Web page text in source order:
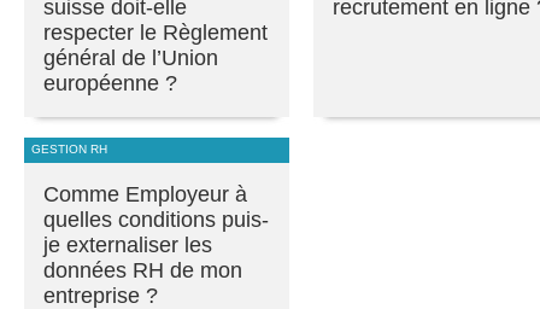
suisse doit-elle
respecter le Règlement
général de l’Union
européenne ?
recrutement en ligne
GESTION RH
Comme Employeur à
quelles conditions puis-
je externaliser les
données RH de mon
entreprise ?